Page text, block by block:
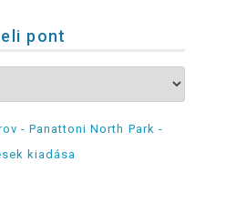
pont
- Panattoni North Park -
kiadása